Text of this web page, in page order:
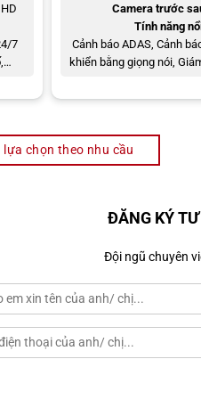
7
Camera trước
Tính năng
Cảnh báo ADAS, Cảnh
khiển bằng giọng nói,
lựa chọn theo nhu cầu
ĐĂNG KÝ
Đội ngũ chuyên